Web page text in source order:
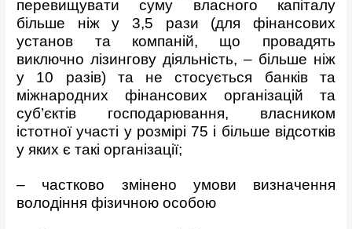
перевищувати суму власного капіталу
більше ніж у 3,5 рази (для фінансових
установ та компаній, що провадять
виключно лізингову діяльність, – більше ніж
у 10 разів) та не стосується банків та
міжнародних фінансових організацій та
суб’єктів господарювання, власником
істотної участі у розмірі 75 і більше відсотків
у яких є такі організації;
– частково змінено умови визначення
володіння фізичною особою